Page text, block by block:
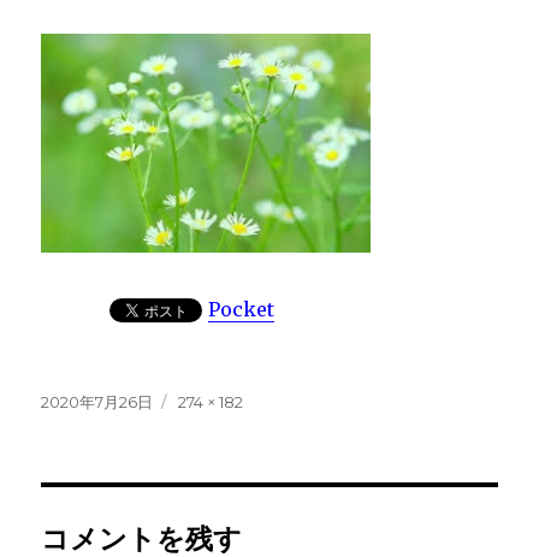
Pocket
投
2020年7月26日
フ
274 × 182
コメントを残す